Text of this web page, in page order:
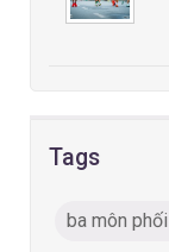
Tags
ba môn